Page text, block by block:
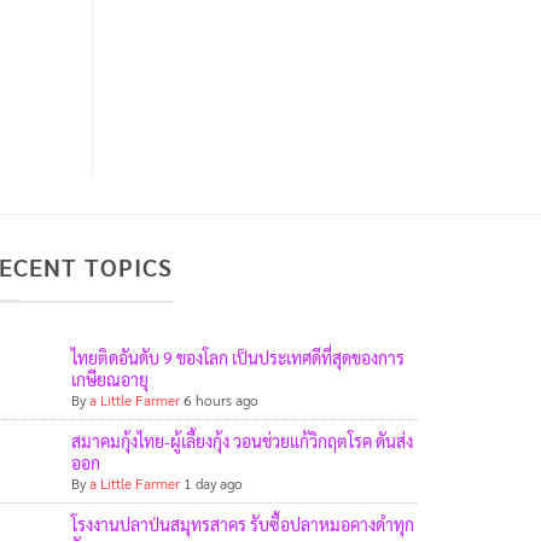
TOPICS
ไทยติดอันดับ 9 ของโลก เป็นประเทศดีที่สุดของการ
เกษียณอายุ
Bya Little Farmer 6 hours ago
สมาคมกุ้งไทย-ผู้เลี้ยงกุ้ง วอนช่วยแก้วิกฤตโรค ดันส่ง
ออก
Bya Little Farmer 1 day ago
โรงงานปลาป่นสมุทรสาคร รับซื้อปลาหมอคางดำทุก